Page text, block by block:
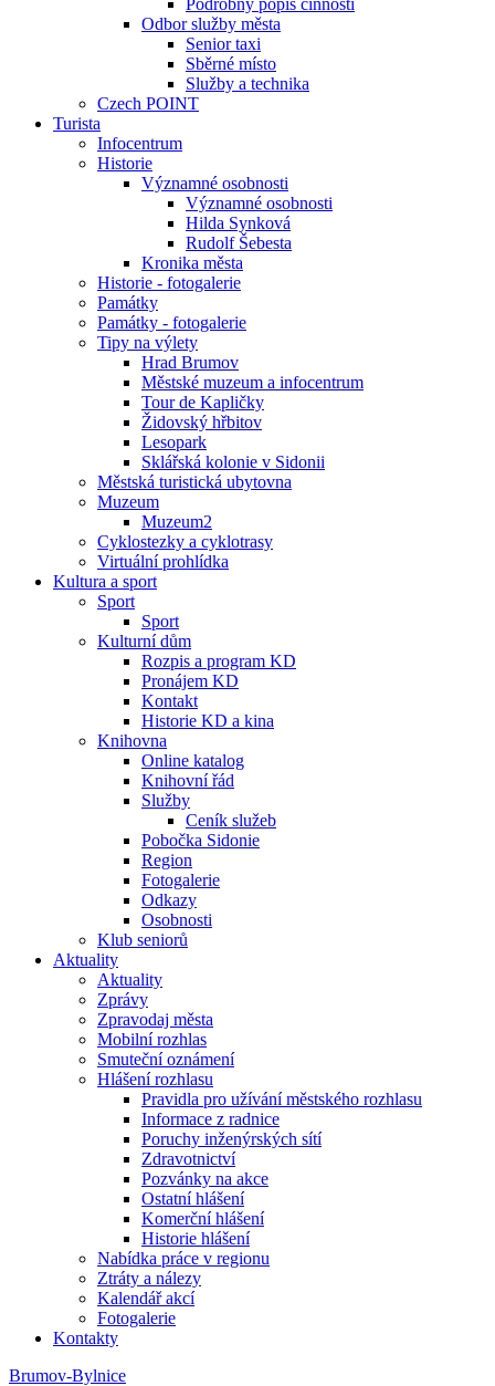
Podrobný popis činnosti
Odbor služby města
Senior taxi
Sběrné místo
Služby a technika
Czech POINT
Turista
Infocentrum
Historie
Významné osobnosti
Významné osobnosti
Hilda Synková
Rudolf Šebesta
Kronika města
Historie - fotogalerie
Památky
Památky - fotogalerie
Tipy na výlety
Hrad Brumov
Městské muzeum a infocentrum
Tour de Kapličky
Židovský hřbitov
Lesopark
Sklářská kolonie v Sidonii
Městská turistická ubytovna
Muzeum
Muzeum2
Cyklostezky a cyklotrasy
Virtuální prohlídka
Kultura a sport
Sport
Sport
Kulturní dům
Rozpis a program KD
Pronájem KD
Kontakt
Historie KD a kina
Knihovna
Online katalog
Knihovní řád
Služby
Ceník služeb
Pobočka Sidonie
Region
Fotogalerie
Odkazy
Osobnosti
Klub seniorů
Aktuality
Aktuality
Zprávy
Zpravodaj města
Mobilní rozhlas
Smuteční oznámení
Hlášení rozhlasu
Pravidla pro užívání městského rozhlasu
Informace z radnice
Poruchy inženýrských sítí
Zdravotnictví
Pozvánky na akce
Ostatní hlášení
Komerční hlášení
Historie hlášení
Nabídka práce v regionu
Ztráty a nálezy
Kalendář akcí
Fotogalerie
Kontakty
Brumov-Bylnice